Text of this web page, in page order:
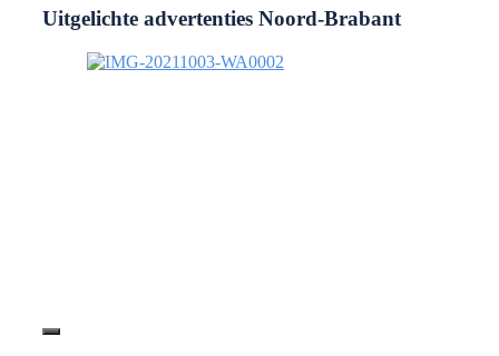
Uitgelichte advertenties Noord-Brabant